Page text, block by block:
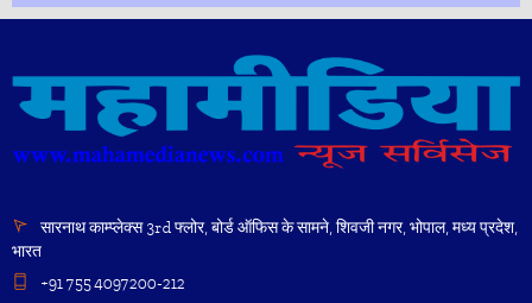
सारनाथ काम्प्लेक्स 3rd फ्लोर, बोर्ड ऑफिस के सामने, शिवजी नगर, भोपाल, मध्य प्रदेश,
भारत
+91 755 4097200-212